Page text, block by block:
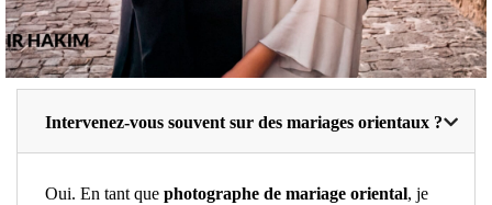
Intervenez-vous souvent sur des mariages orientaux ?
Oui. En tant que photographe de mariage oriental, je